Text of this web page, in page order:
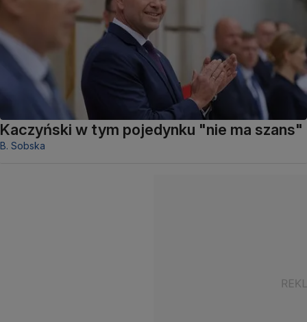
Kaczyński w tym pojedynku "nie ma szans"
B. Sobska